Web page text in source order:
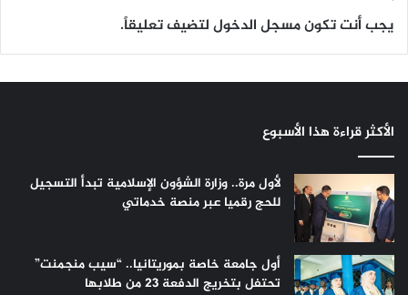
يجب أنت تكونمسجل الدخوللتضيف تعليقاً.
الأكثر قراءة هذا الأسبوع
لأول مرة.. وزارة الشؤون الإسلامية تبدأ التسجيل
للحج رقميا عبر منصة خدماتي
أول جامعة خاصة بموريتانيا.. “سيب منجمنت”
تحتفل بتخريج الدفعة 23 من طلابها